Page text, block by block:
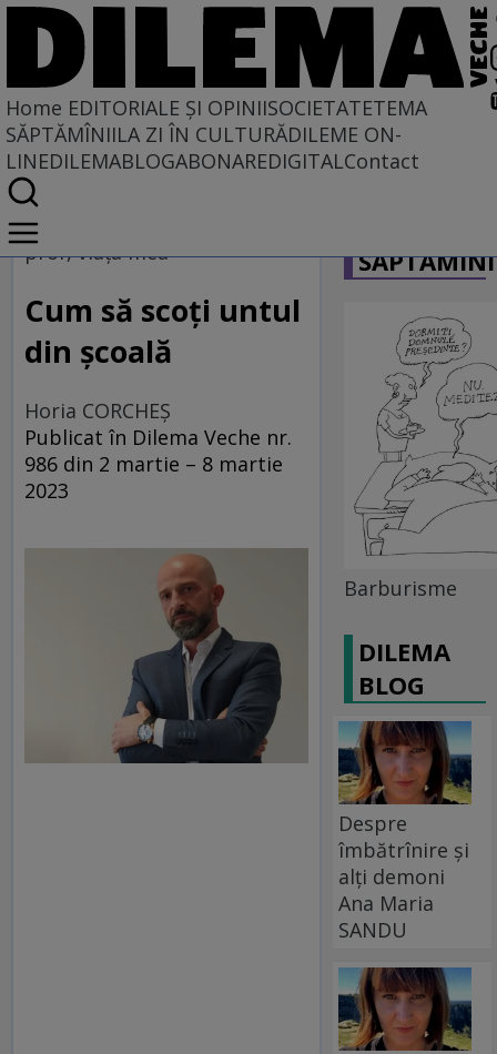
Home EDITORIALE ȘI OPINIISOCIETATETEMA
SĂPTĂMÎNIILA ZI ÎN CULTURĂDILEME ON-
LINEDILEMABLOGABONAREDIGITALContact
Home
EDITORIALE ȘI OPINII
PE CE LUME TRĂIM
prof, viața mea
Cum să scoți untul
din școală
Horia CORCHEŞ
Publicat în Dilema Veche nr.
986 din 2 martie – 8 martie
2023
Barburisme
DILEMA
BLOG
Despre
îmbătrînire și
alți demoni
Ana Maria
SANDU